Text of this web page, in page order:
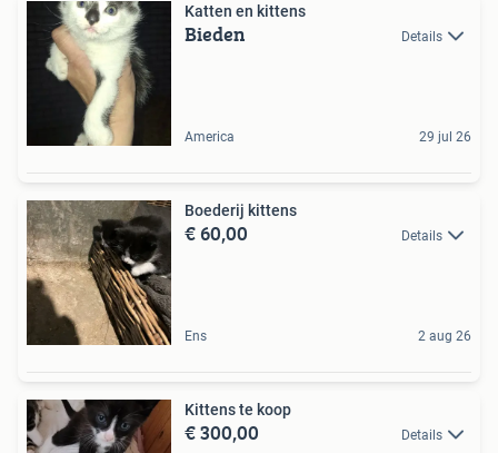
Katten en kittens
Bieden Details
America 29 jul 26
Boederij kittens
€ 60,00 Details
Ens 2 aug 26
Kittens te koop
€ 300,00 Details